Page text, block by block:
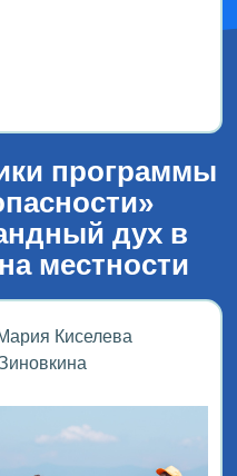
программы
дух в
местности
Киселева